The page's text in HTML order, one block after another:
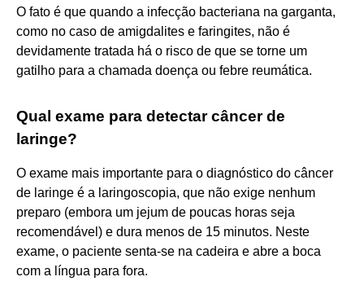
O fato é que quando a infecção bacteriana na garganta,
como no caso de amigdalites e faringites, não é
devidamente tratada há o risco de que se torne um
gatilho para a chamada doença ou febre reumática.
Qual exame para detectar câncer de
laringe?
O exame mais importante para o diagnóstico do câncer
de laringe é a laringoscopia, que não exige nenhum
preparo (embora um jejum de poucas horas seja
recomendável) e dura menos de 15 minutos. Neste
exame, o paciente senta-se na cadeira e abre a boca
com a língua para fora.